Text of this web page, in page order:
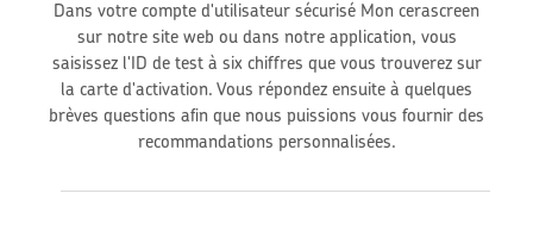
Dans votre compte d'utilisateur sécurisé Mon cerascreen
sur notre site web ou dans notre application, vous
saisissez l'ID de test à six chiffres que vous trouverez sur
la carte d'activation. Vous répondez ensuite à quelques
brèves questions afin que nous puissions vous fournir des
recommandations personnalisées.